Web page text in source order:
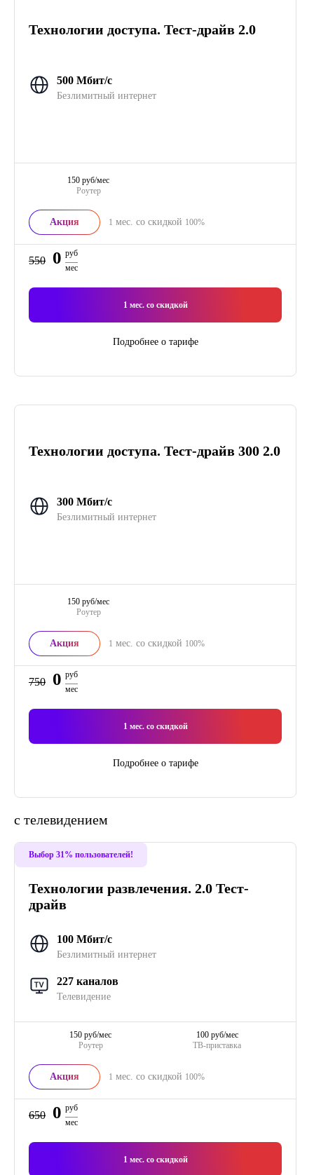
Технологии доступа. Тест-драйв 2.0
500 Мбит/с
Безлимитный интернет
Роутер
150 руб/мес
Акция 1 мес. со скидкой 100%
550 0 руб
мес
1мес. со скидкой
Подробнее о тарифе
Технологии доступа. Тест-драйв 300 2.0
300 Мбит/с
Безлимитный интернет
Роутер
150 руб/мес
Акция 1 мес. со скидкой 100%
750 0 руб
мес
1мес. со скидкой
Подробнее о тарифе
с телевидением
Выбор 31% пользователей!
Технологии развлечения. 2.0 Тест-
драйв
100 Мбит/с
Безлимитный интернет
227 каналов
Телевидение
Роутер
150 руб/мес
ТВ-приставка
100 руб/мес
Акция 1 мес. со скидкой 100%
650 0 руб
мес
1мес. со скидкой